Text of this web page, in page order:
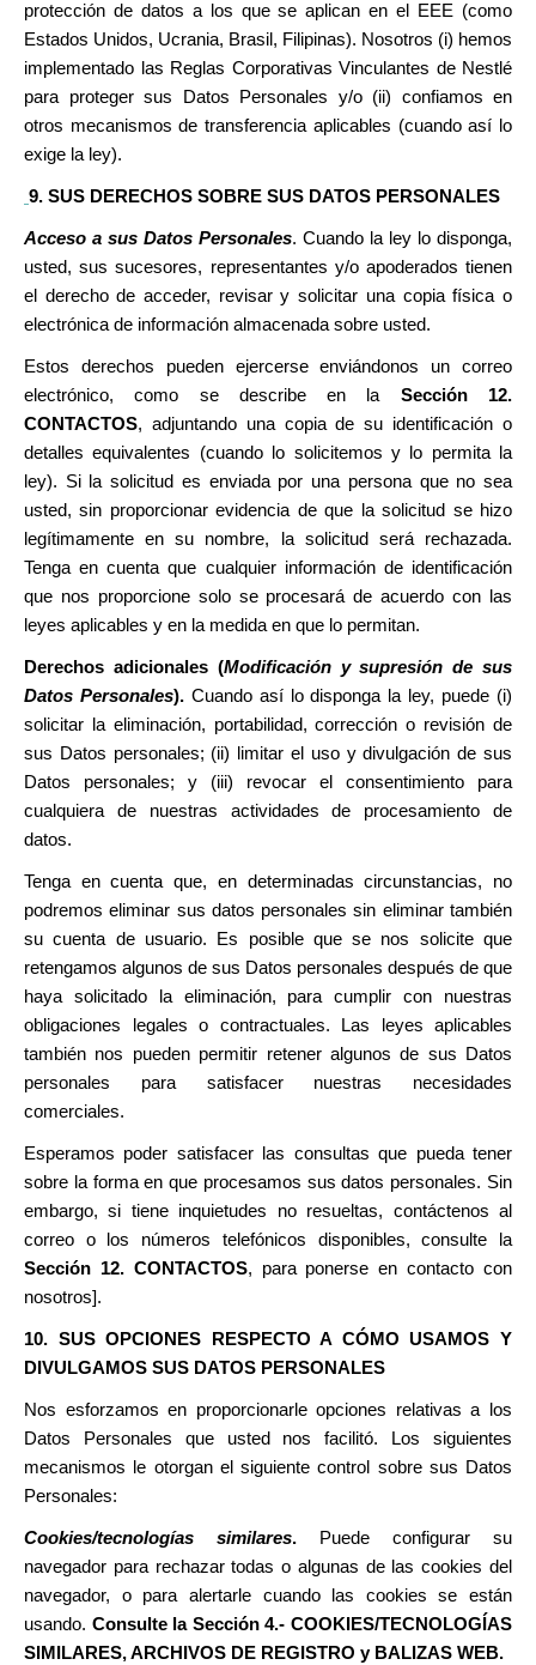
protección de datos a los que se aplican en el EEE (como
Estados Unidos, Ucrania, Brasil, Filipinas). Nosotros (i) hemos
implementado las Reglas Corporativas Vinculantes de Nestlé
para proteger sus Datos Personales y/o (ii) confiamos en
otros mecanismos de transferencia aplicables (cuando así lo
exige la ley).
9. SUS DERECHOS SOBRE SUS DATOS PERSONALES
Acceso a sus Datos Personales. Cuando la ley lo disponga,
usted, sus sucesores, representantes y/o apoderados tienen
el derecho de acceder, revisar y solicitar una copia física o
electrónica de información almacenada sobre usted.
Estos derechos pueden ejercerse enviándonos un correo
electrónico, como se describe en la Sección 12.
CONTACTOS, adjuntando una copia de su identificación o
detalles equivalentes (cuando lo solicitemos y lo permita la
ley). Si la solicitud es enviada por una persona que no sea
usted, sin proporcionar evidencia de que la solicitud se hizo
legítimamente en su nombre, la solicitud será rechazada.
Tenga en cuenta que cualquier información de identificación
que nos proporcione solo se procesará de acuerdo con las
leyes aplicables y en la medida en que lo permitan.
Derechos adicionales (Modificación y supresión de sus
Datos Personales). Cuando así lo disponga la ley, puede (i)
solicitar la eliminación, portabilidad, corrección o revisión de
sus Datos personales; (ii) limitar el uso y divulgación de sus
Datos personales; y (iii) revocar el consentimiento para
cualquiera de nuestras actividades de procesamiento de
datos.
Tenga en cuenta que, en determinadas circunstancias, no
podremos eliminar sus datos personales sin eliminar también
su cuenta de usuario. Es posible que se nos solicite que
retengamos algunos de sus Datos personales después de que
haya solicitado la eliminación, para cumplir con nuestras
obligaciones legales o contractuales. Las leyes aplicables
también nos pueden permitir retener algunos de sus Datos
personales para satisfacer nuestras necesidades
comerciales.
Esperamos poder satisfacer las consultas que pueda tener
sobre la forma en que procesamos sus datos personales. Sin
embargo, si tiene inquietudes no resueltas, contáctenos al
correo o los números telefónicos disponibles, consulte la
Sección 12. CONTACTOS,
para ponerse en contacto con
nosotros].
10. SUS OPCIONES RESPECTO A CÓMO USAMOS Y
DIVULGAMOS SUS DATOS PERSONALES
Nos esforzamos en proporcionarle opciones relativas a los
Datos Personales que usted nos facilitó. Los siguientes
mecanismos le otorgan el siguiente control sobre sus Datos
Personales:
Cookies/tecnologías similares. Puede configurar su
navegador para rechazar todas o algunas de las cookies del
navegador, o para alertarle cuando las cookies se están
usando. Consulte la Sección 4.- COOKIES/TECNOLOGÍAS
SIMILARES, ARCHIVOS DE REGISTRO y BALIZAS WEB.